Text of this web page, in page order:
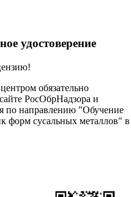
удостоверение
обязательно
РосОбрНадзора и
по направлению "Обучение
форм сусальных металлов" в